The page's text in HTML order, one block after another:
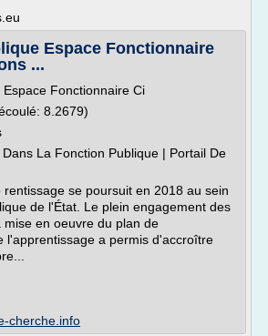
Espace Fonctionnaire
...
Fonctionnaire Ci
8.2679)
La Fonction Publique | Portail De
se poursuit en 2018 au sein
de l'État. Le plein engagement des
mise en oeuvre du plan de
l'apprentissage a permis d'accroître
cherche.info